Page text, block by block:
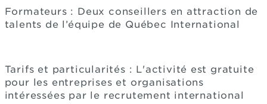
Formateurs : Deux conseillers en attraction de
talents de l’équipe de Québec International
Tarifs et particularités : L'activité est gratuite
pour les entreprises et organisations
intéressées par le recrutement international